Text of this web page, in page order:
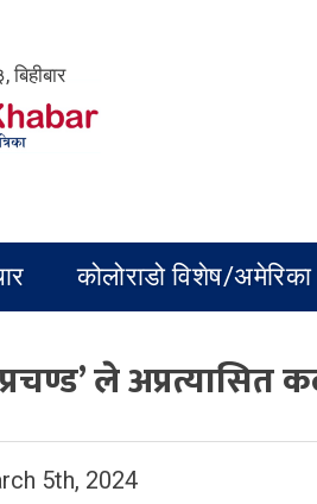
कोलोराडो विशेष/अमेरिका
ले अप्रत्यासित
5th, 2024